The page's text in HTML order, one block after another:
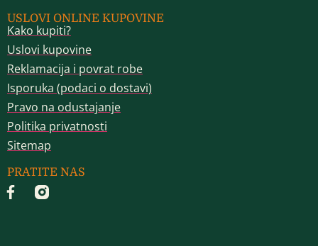
USLOVI ONLINE KUPOVINE
Kako kupiti?
Uslovi kupovine
Reklamacija i povrat robe
Isporuka (podaci o dostavi)
Pravo na odustajanje
Politika privatnosti
Sitemap
PRATITE NAS